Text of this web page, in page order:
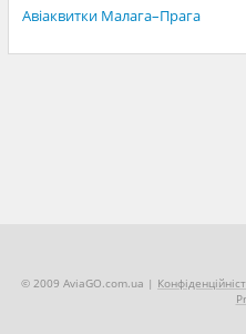
Авіаквитки Малага–Прага
© 2009 AviaGO.com.ua |